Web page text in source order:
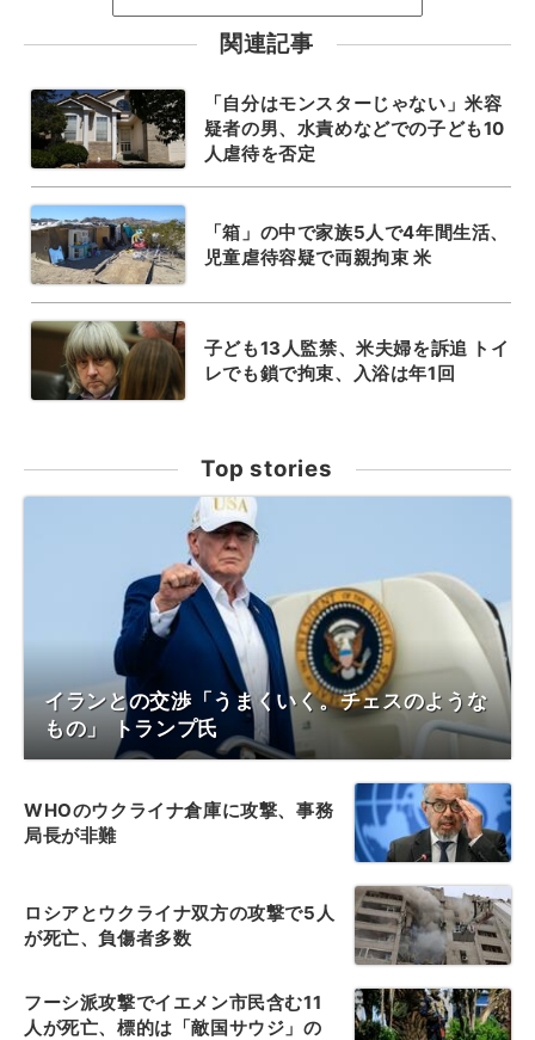
関連記事
「自分はモンスターじゃない」米容
疑者の男、水責めなどでの子ども10
人虐待を否定
「箱」の中で家族5人で4年間生活、
児童虐待容疑で両親拘束 米
子ども13人監禁、米夫婦を訴追 トイ
レでも鎖で拘束、入浴は年1回
Top stories
イランとの交渉「うまくいく。チェスのような
もの」 トランプ氏
WHOのウクライナ倉庫に攻撃、事務
局長が非難
ロシアとウクライナ双方の攻撃で5人
が死亡、負傷者多数
フーシ派攻撃でイエメン市民含む11
人が死亡、標的は「敵国サウジ」の